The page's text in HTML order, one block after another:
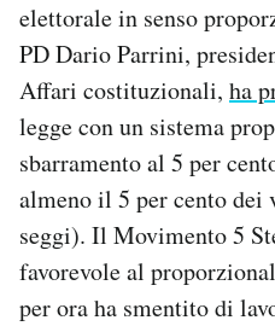
elettorale in senso
PD Dario Parrini,
Affari costituzionali, ha
legge con un sistema
sbarramento al 5 per
almeno il 5 per cento dei
seggi). Il Movimento 5
favorevole al
per ora ha smentito di